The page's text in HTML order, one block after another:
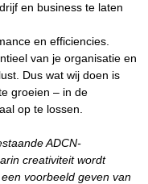
en business te laten
en efficiencies.
van je organisatie en
Dus wat wij doen is
groeien – in de
op te lossen.
ADCN-
creativiteit wordt
voorbeeld geven van